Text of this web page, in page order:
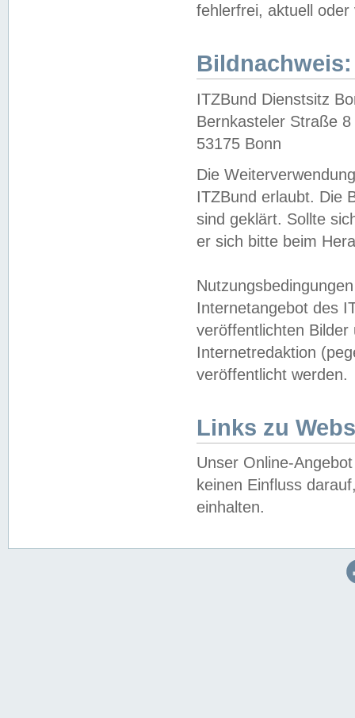
fehlerfrei, aktuell oder
Bildnachweis:
ITZBund Dienstsitz
Bernkasteler Straße 8
53175 Bonn
Die
ITZBund erlaubt. Die
sind geklärt. Sollte
er sich bitte beim
Internetangebot des
veröffentlichten
Internetredaktion
veröffentlicht werden.
Links zu
Unser Online-
keinen Einfluss
einhalten.